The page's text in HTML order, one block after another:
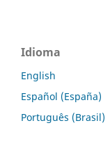
Idioma
English
Español (España)
Português (Brasil)